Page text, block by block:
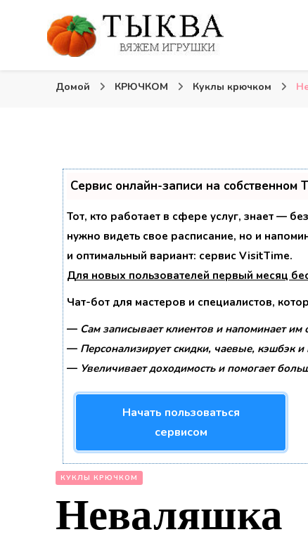
Тыква: Вяжем
Домой КРЮЧКОМ Куклы крючком
Сервис онлайн-записи на собственном
Тот, кто работает в сфере услуг, знает —
нужно видеть свое расписание, но и
и оптимальный вариант: сервис VisitTime.
Для новых пользователей первый месяц
Чат-бот для мастеров и специалистов,
— Сам записывает клиентов и напоминает им
— Персонализирует скидки, чаевые, кэшбэк
— Увеличивает доходимость и помогает
Начать пользоваться
сервисом
КУКЛЫ КРЮЧКОМ
Неваляшка